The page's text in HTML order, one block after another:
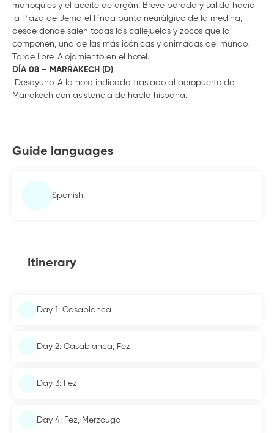
marroquíes y el aceite de argán. Breve parada y salida hacia
la Plaza de Jema el F´naa punto neurálgico de la medina,
desde donde salen todas las callejuelas y zocos que la
componen, una de las más icónicas y animadas del mundo.
Tarde libre. Alojamiento en el hotel.
DÍA 08 – MARRAKECH (D)
Desayuno. A la hora indicada traslado al aeropuerto de
Marrakech con asistencia de habla hispana.
Guide languages
Spanish
Itinerary
Day 1: Casablanca
Day 2: Casablanca, Fez
Day 3: Fez
Day 4: Fez, Merzouga